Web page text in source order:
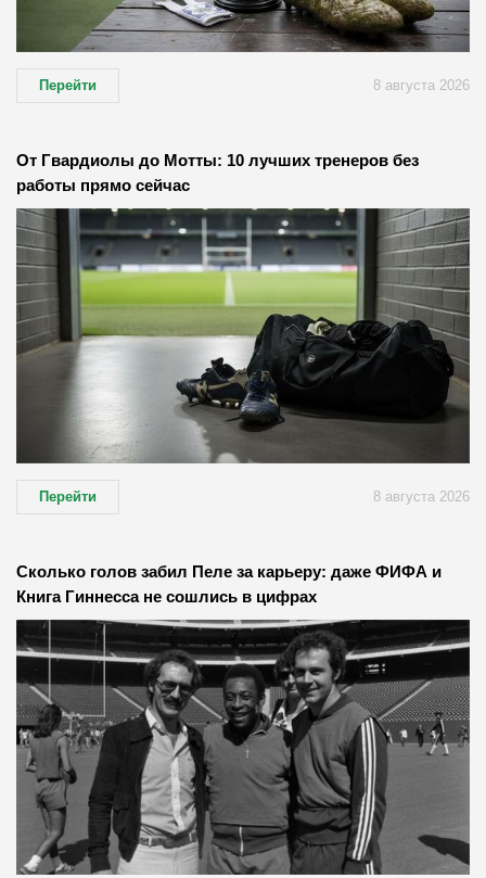
Перейти 8 августа 2026
От Гвардиолы до Мотты: 10 лучших тренеров без
работы прямо сейчас
Перейти 8 августа 2026
Сколько голов забил Пеле за карьеру: даже ФИФА и
Книга Гиннесса не сошлись в цифрах